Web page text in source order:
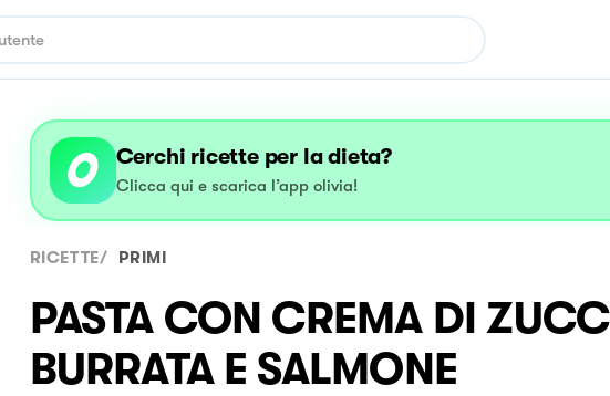
Cerchi ricette per la dieta?
Clicca qui e scarica l’app olivia!
RICETTE/ PRIMI
PASTA CON CREMA DI
BURRATA E SALMONE